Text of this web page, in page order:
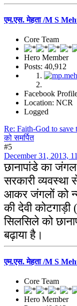
एम.एस. मेहता /M S
Core Team
Hero Member
Posts: 40,912
Facebook
Location: NCR
Logged
Re: Faith-God to save
को समर्पित
#5
December 31, 2013,
छानापांडे का जंगल
सरकारी
आकर जंगलों को
की देवी
सिलसिले को
बढ़ाया है।
एम.एस. मेहता /M S
Core Team
Hero Member